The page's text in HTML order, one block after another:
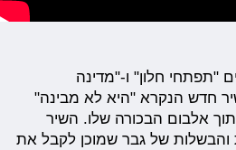
"תפתחי חלון" ו-"מדינה
חדש הנקרא "היא לא מבינה"
אלבום הבכורה שלו. השיר
של גבר שמוכן לקבל את